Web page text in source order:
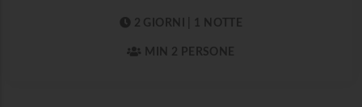
2 GIORNI | 1 NOTTE
MIN 2 PERSONE